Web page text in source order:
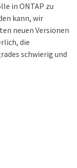
in ONTAP zu
kann, wir
neuen Versionen
die
schwierig und